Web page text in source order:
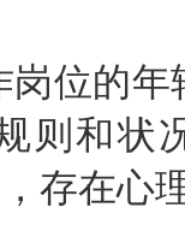
位的年
则和状
存在心